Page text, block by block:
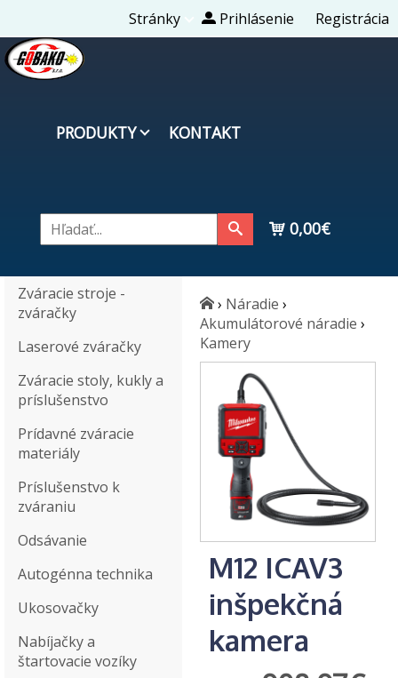
Stránky Prihlásenie Registrácia
PRODUKTY KONTAKT
0,00€
Zváracie stroje -
zváračky
Laserové zváračky
Zváracie stoly, kukly a
príslušenstvo
Prídavné zváracie
materiály
Príslušenstvo k
zváraniu
Odsávanie
Autogénna technika
Ukosovačky
Nabíjačky a
štartovacie vozíky
› Náradie ›
Akumulátorové náradie ›
Kamery
M12 ICAV3
inšpekčná
kamera